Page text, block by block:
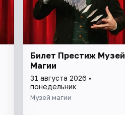
Билет Престиж Музей
Магии
31 августа 2026 •
понедельник
Музей магии